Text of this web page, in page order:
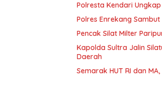
Polresta Kendari
Polres Enrekang
Pencak Silat Milter
Kapolda Sultra Jalin
Daerah
Semarak HUT RI dan